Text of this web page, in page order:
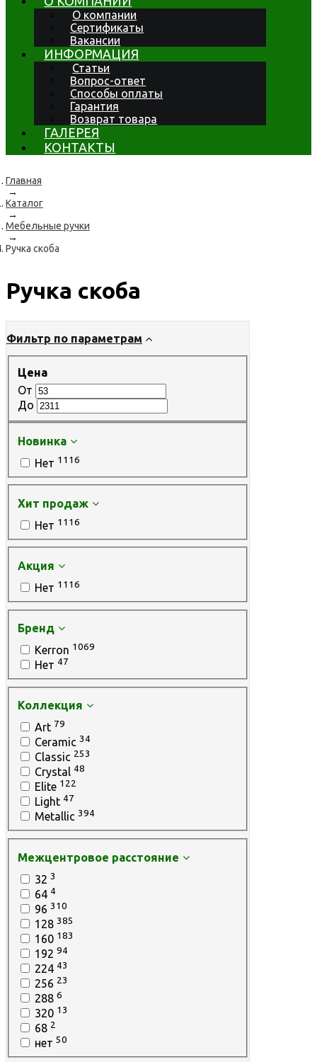
О компании
Сертификаты
Вакансии
ИНФОРМАЦИЯ
Статьи
Вопрос-ответ
Способы оплаты
Гарантия
Возврат товара
ГАЛЕРЕЯ
КОНТАКТЫ
Главная
→
Каталог
→
Мебельные ручки
→
Ручка скоба
Ручка скоба
Фильтр по параметрам
Цена
От
До
Новинка
Нет 1116
Хит продаж
Нет 1116
Акция
Нет 1116
Бренд
Kerron 1069
Нет 47
Коллекция
Art 79
Ceramic 34
Classic 253
Crystal 48
Elite 122
Light 47
Metallic 394
Межцентровое расстояние
32 3
64 4
96 310
128 385
160 183
192 94
224 43
256 23
288 6
320 13
68 2
нет 50